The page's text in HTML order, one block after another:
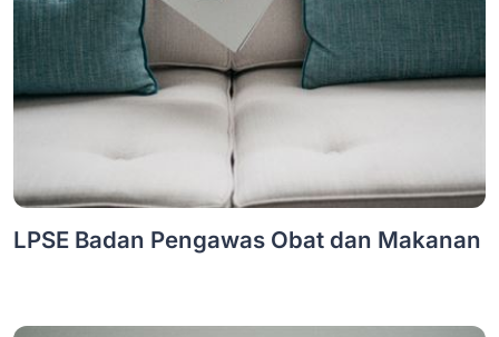
LPSE Badan Pengawas Obat dan Makanan